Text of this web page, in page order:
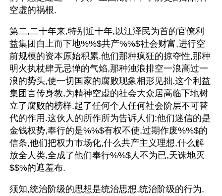
空虚的祸根.
第二,二十年来,特别近十年,以江泽民为首的官僚利
益集团自上而下地%%$共产%%$社会财富,进行空
前规模的资本原始积累.他们那种疯狂的掠夺性,那种
明火执杖肆无忌惮的气焰,那种浊浪排空一浪高过一
浪的势头,使一切国家的腐败现象相形见拙.这个利益
集团言传身教,为精神空虚的社会大众居高临下地树
立了腐败的榜样,起了任何个人任何社会阶层不可替
代的作用.这伙人的所作所为告诉人们:他们迷信的是
金钱权势,奉行的是%%$有权不使,过期作废%%$的
信条,他们把权力市场化,什么共产主义理想,什么解
放全人类,全成了他们奉行%%$人不为已,天诛地灭
$$%的遮羞布.
须知,统治阶级的思想是统治思想,统治阶级的行为,